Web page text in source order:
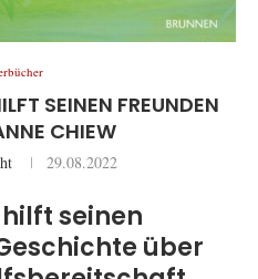
SEINEN FREUNDEN
CHIEW
29.08.2022
seinen
über